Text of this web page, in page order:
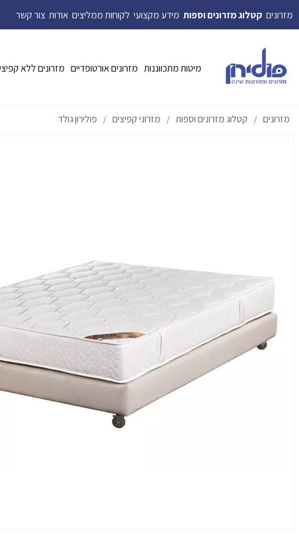
מזרונים קטלוג מזרונים וספות מידע מקצועי לקוחות ממליצים אודות צור קשר
מיטות מתכווננות מזרונים אורטופדיים מזרונים ללא
מזרונים / קטלוג מזרונים וספות / מזרוני קפיצים / פולירון גולד